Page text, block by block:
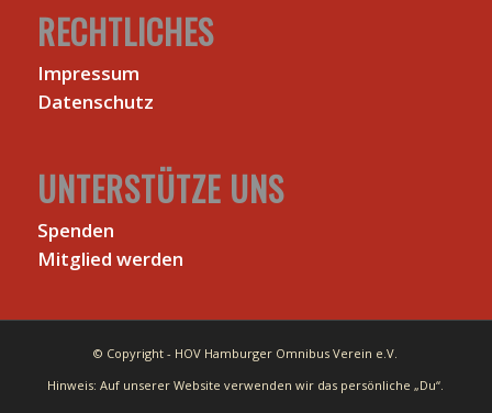
RECHTLICHES
Impressum
Datenschutz
UNTERSTÜTZE UNS
Spenden
Mitglied werden
© Copyright - HOV Hamburger Omnibus Verein e.V.
Hinweis: Auf unserer Website verwenden wir das persönliche „Du“.